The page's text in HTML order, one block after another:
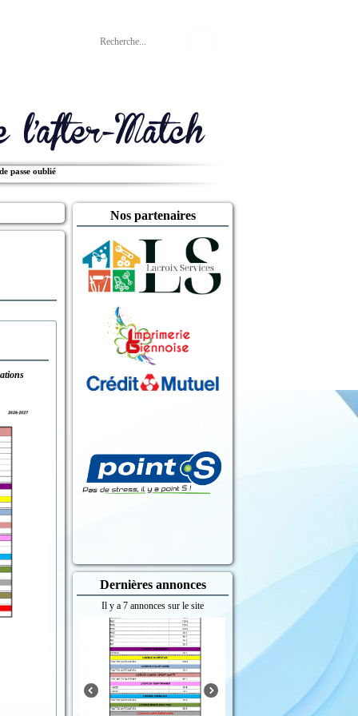
passe oublié
Nos partenaires
Dernières annonces
Il y a 7 annonces sur le site